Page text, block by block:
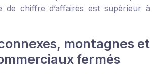
de chiffre d’affaires est supérieur à
montagnes et
fermés